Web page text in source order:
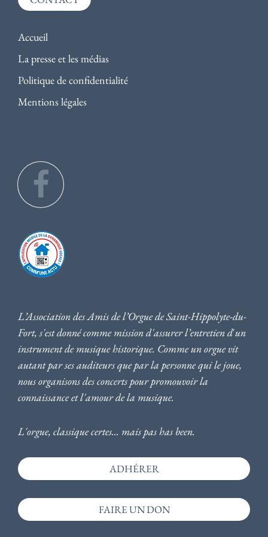
Accueil
La presse et les médias
Politique de confidentialité
Mentions légales
L’Association des Amis de l’Orgue de Saint-Hippolyte-du-
Fort, s'est donné comme mission d'assurer l’entretien d'un
instrument de musique historique. Comme un orgue vit
autant par ses auditeurs que par la personne qui le joue,
nousorganisons des concerts pour promouvoir la
connaissance et l'amour de la musique.
L'orgue, classique certes... mais pas has been.
ADHÉRER
FAIRE UN DON